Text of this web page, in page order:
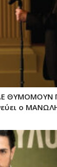
ΘΥΜΟΜΟΥΝ
ο